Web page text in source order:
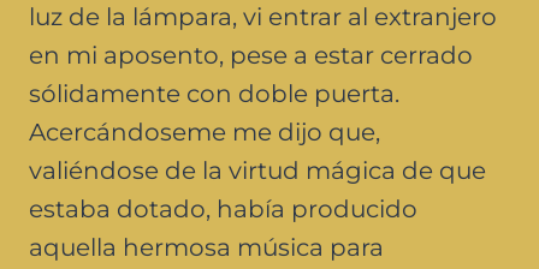
luz de la lámpara, vi entrar al extranjero
en mi aposento, pese a estar cerrado
sólidamente con doble puerta.
Acercándoseme me dijo que,
valiéndose de la virtud mágica de que
estaba dotado, había producido
aquella hermosa música para